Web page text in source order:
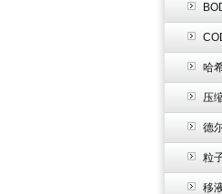
哈
压
德
粒
移